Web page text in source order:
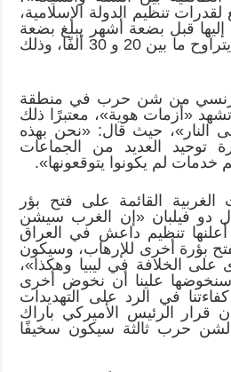
تنظيم الدولة الإسلامية،
قبل بضعة أشهر يبلغ بضعة
آلاف، أما الآن فعددهم يتراوح ما بين 20 و 30 ألفًا، وذلك
من شن حرب في منطقة
«أزمات هوية»، معتبرًا ذلك
النار»، حيث قال: «نحن بهذه
العديد من الجماعات
خدمات لم يكونوا يتوقعونها».
الغربية القائمة على فتح بؤر
دو فيلبان «إن الغرب سيشن
أعلنها تنظيم داعش في العراق
بؤرة أخرى للإرهاب، وسيكون
الخلافة في ليبيا وهكذا»،
علينا أن نخوض أخرى
في الرد على التهديدات
قرار الرئيس الأميركي باراك
لشن حرب ثالثة سيكون سخيفًا